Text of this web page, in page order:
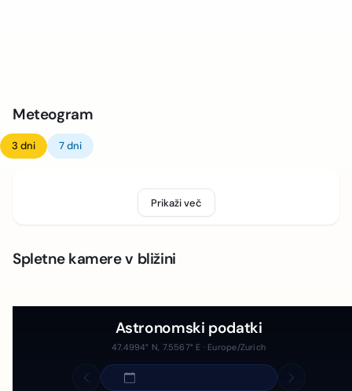
Meteogram
3 dni 7 dni
Prikaži več
Spletne kamere v bližini
Astronomski podatki
47.4994° N, 7.5567° E · Europe/Zurich